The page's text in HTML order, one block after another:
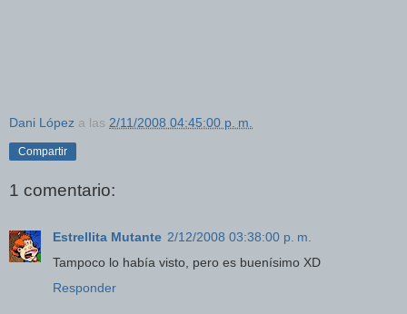
Dani López a las 2/11/2008 04:45:00 p. m.
Compartir
1 comentario:
Estrellita Mutante 2/12/2008 03:38:00 p. m.
Tampoco lo había visto, pero es buenísimo XD
Responder